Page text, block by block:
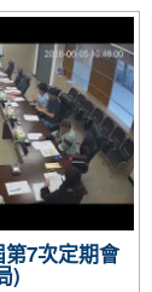
第7次定期會
)